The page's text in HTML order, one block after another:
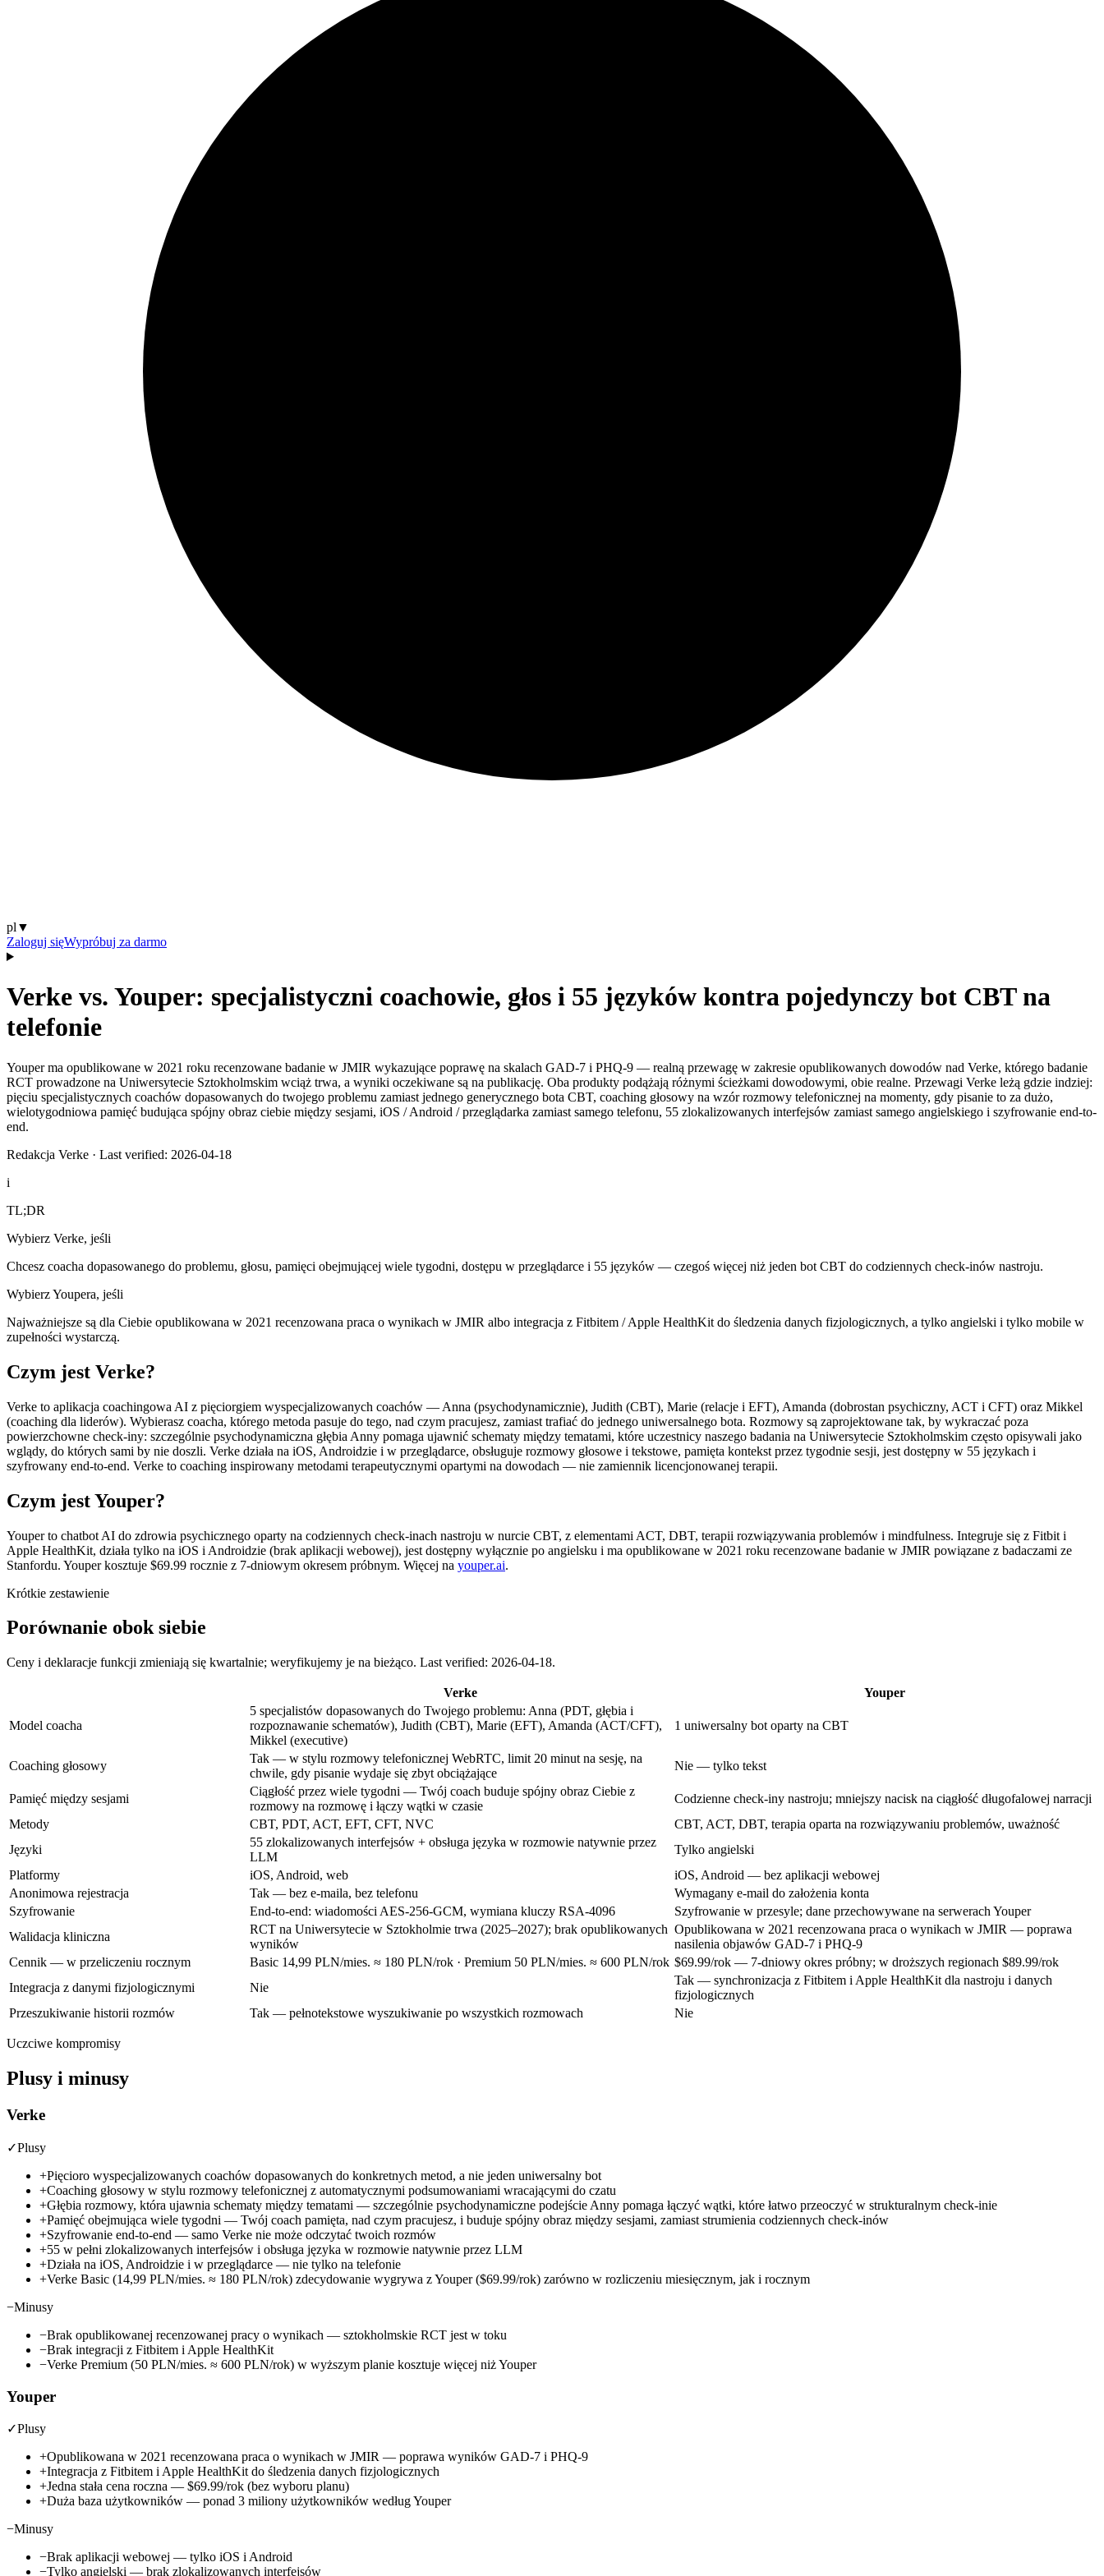
pl ▼
Zaloguj sięWypróbuj za darmo
Verke vs. Youper: specjalistyczni coachowie, głos i 55 języków kontra pojedynczy bot CBT na
telefonie
Youper ma opublikowane w 2021 roku recenzowane badanie w JMIR wykazujące poprawę na skalach GAD-7 i PHQ-9 — realną przewagę w zakresie opublikowanych dowodów nad Verke, którego badanie
RCT prowadzone na Uniwersytecie Sztokholmskim wciąż trwa, a wyniki oczekiwane są na publikację. Oba produkty podążają różnymi ścieżkami dowodowymi, obie realne. Przewagi Verke leżą gdzie indziej:
pięciu specjalistycznych coachów dopasowanych do twojego problemu zamiast jednego generycznego bota CBT, coaching głosowy na wzór rozmowy telefonicznej na momenty, gdy pisanie to za dużo,
wielotygodniowa pamięć budująca spójny obraz ciebie między sesjami, iOS / Android / przeglądarka zamiast samego telefonu, 55 zlokalizowanych interfejsów zamiast samego angielskiego i szyfrowanie end-to-
end.
Redakcja Verke · Last verified: 2026-04-18
i
TL;DR
Wybierz Verke, jeśli
Chcesz coacha dopasowanego do problemu, głosu, pamięci obejmującej wiele tygodni, dostępu w przeglądarce i 55 języków — czegoś więcej niż jeden bot CBT do codziennych check-inów nastroju.
Wybierz Youpera, jeśli
Najważniejsze są dla Ciebie opublikowana w 2021 recenzowana praca o wynikach w JMIR albo integracja z Fitbitem / Apple HealthKit do śledzenia danych fizjologicznych, a tylko angielski i tylko mobile w
zupełności wystarczą.
Czym jest Verke?
Verke to aplikacja coachingowa AI z pięciorgiem wyspecjalizowanych coachów — Anna (psychodynamicznie), Judith (CBT), Marie (relacje i EFT), Amanda (dobrostan psychiczny, ACT i CFT) oraz Mikkel
(coaching dla liderów). Wybierasz coacha, którego metoda pasuje do tego, nad czym pracujesz, zamiast trafiać do jednego uniwersalnego bota. Rozmowy są zaprojektowane tak, by wykraczać poza
powierzchowne check-iny: szczególnie psychodynamiczna głębia Anny pomaga ujawnić schematy między tematami, które uczestnicy naszego badania na Uniwersytecie Sztokholmskim często opisywali jako
wglądy, do których sami by nie doszli. Verke działa na iOS, Androidzie i w przeglądarce, obsługuje rozmowy głosowe i tekstowe, pamięta kontekst przez tygodnie sesji, jest dostępny w 55 językach i
szyfrowany end-to-end. Verke to coaching inspirowany metodami terapeutycznymi opartymi na dowodach — nie zamiennik licencjonowanej terapii.
Czym jest Youper?
Youper to chatbot AI do zdrowia psychicznego oparty na codziennych check-inach nastroju w nurcie CBT, z elementami ACT, DBT, terapii rozwiązywania problemów i mindfulness. Integruje się z Fitbit i
Apple HealthKit, działa tylko na iOS i Androidzie (brak aplikacji webowej), jest dostępny wyłącznie po angielsku i ma opublikowane w 2021 roku recenzowane badanie w JMIR powiązane z badaczami ze
Stanfordu. Youper kosztuje $69.99 rocznie z 7-dniowym okresem próbnym. Więcej na youper.ai.
Krótkie zestawienie
Porównanie obok siebie
Ceny i deklaracje funkcji zmieniają się kwartalnie; weryfikujemy je na bieżąco. Last verified: 2026-04-18.
Verke Youper
Model coacha
5 specjalistów dopasowanych do Twojego problemu: Anna (PDT, głębia i
rozpoznawanie schematów), Judith (CBT), Marie (EFT), Amanda (ACT/CFT),
Mikkel (executive)
1 uniwersalny bot oparty na CBT
Coaching głosowy
Tak — w stylu rozmowy telefonicznej WebRTC, limit 20 minut na sesję, na
chwile, gdy pisanie wydaje się zbyt obciążające
Nie — tylko tekst
Pamięć między sesjami
Ciągłość przez wiele tygodni — Twój coach buduje spójny obraz Ciebie z
rozmowy na rozmowę i łączy wątki w czasie
Codzienne check-iny nastroju; mniejszy nacisk na ciągłość długofalowej narracji
Metody
CBT, PDT, ACT, EFT, CFT, NVC
CBT, ACT, DBT, terapia oparta na rozwiązywaniu problemów, uważność
Języki
55 zlokalizowanych interfejsów + obsługa języka w rozmowie natywnie przez
LLM
Tylko angielski
Platformy
iOS, Android, web
iOS, Android — bez aplikacji webowej
Anonimowa rejestracja
Tak — bez e-maila, bez telefonu
Wymagany e-mail do założenia konta
Szyfrowanie
End-to-end: wiadomości AES-256-GCM, wymiana kluczy RSA-4096
Szyfrowanie w przesyle; dane przechowywane na serwerach Youper
Walidacja kliniczna
RCT na Uniwersytecie w Sztokholmie trwa (2025–2027); brak opublikowanych
wyników
Opublikowana w 2021 recenzowana praca o wynikach w JMIR — poprawa
nasilenia objawów GAD-7 i PHQ-9
Cennik — w przeliczeniu rocznym
Basic 14,99 PLN/mies. ≈ 180 PLN/rok · Premium 50 PLN/mies. ≈ 600 PLN/rok $69.99/rok — 7-dniowy okres próbny; w droższych regionach $89.99/rok
Integracja z danymi fizjologicznymi
Nie
Tak — synchronizacja z Fitbitem i Apple HealthKit dla nastroju i danych
fizjologicznych
Przeszukiwanie historii rozmów
Tak — pełnotekstowe wyszukiwanie po wszystkich rozmowach Nie
Uczciwe kompromisy
Plusy i minusy
Verke
✓Plusy
+Pięcioro wyspecjalizowanych coachów dopasowanych do konkretnych metod, a nie jeden uniwersalny bot
+Coaching głosowy w stylu rozmowy telefonicznej z automatycznymi podsumowaniami wracającymi do czatu
+Głębia rozmowy, która ujawnia schematy między tematami — szczególnie psychodynamiczne podejście Anny pomaga łączyć wątki, które łatwo przeoczyć w strukturalnym check-inie
+Pamięć obejmująca wiele tygodni — Twój coach pamięta, nad czym pracujesz, i buduje spójny obraz między sesjami, zamiast strumienia codziennych check-inów
+Szyfrowanie end-to-end — samo Verke nie może odczytać twoich rozmów
+55 w pełni zlokalizowanych interfejsów i obsługa języka w rozmowie natywnie przez LLM
+Działa na iOS, Androidzie i w przeglądarce — nie tylko na telefonie
+Verke Basic (14,99 PLN/mies. ≈ 180 PLN/rok) zdecydowanie wygrywa z Youper ($69.99/rok) zarówno w rozliczeniu miesięcznym, jak i rocznym
−Minusy
−Brak opublikowanej recenzowanej pracy o wynikach — sztokholmskie RCT jest w toku
−Brak integracji z Fitbitem i Apple HealthKit
−Verke Premium (50 PLN/mies. ≈ 600 PLN/rok) w wyższym planie kosztuje więcej niż Youper
Youper
✓Plusy
+Opublikowana w 2021 recenzowana praca o wynikach w JMIR — poprawa wyników GAD-7 i PHQ-9
+Integracja z Fitbitem i Apple HealthKit do śledzenia danych fizjologicznych
+Jedna stała cena roczna — $69.99/rok (bez wyboru planu)
+Duża baza użytkowników — ponad 3 miliony użytkowników według Youper
−Minusy
−Brak aplikacji webowej — tylko iOS i Android
−Tylko angielski — brak zlokalizowanych interfejsów